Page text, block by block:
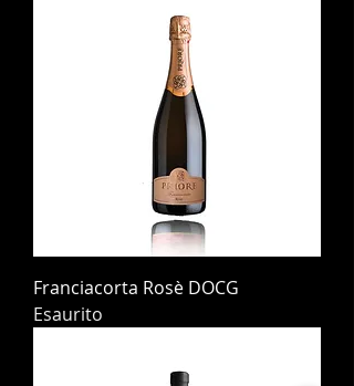
Franciacorta Rosè DOCG
Esaurito